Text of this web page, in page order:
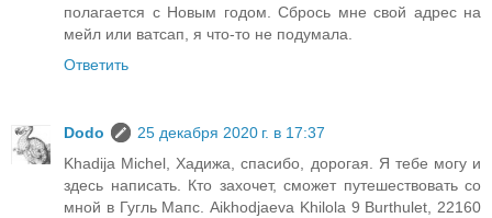
полагается с Новым годом. Сбрось мне свой адрес на
мейл или ватсап, я что-то не подумала.
Ответить
Dodo
25 декабря 2020 г. в 17:37
Khadija Michel, Хадижа, спасибо, дорогая. Я тебе могу и
здесь написать. Кто захочет, сможет путешествовать со
мной в Гугль Мапс. Aikhodjaeva Khilola 9 Burthulet, 22160